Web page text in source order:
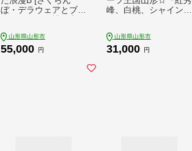
ぼ・デラウェアとブル
トと柿・サンふじと
ラ・フランス] FZ24-9
山形県山形市
55,000 円
峰、白桃、シャインマ
山形県山形市
31,000 円